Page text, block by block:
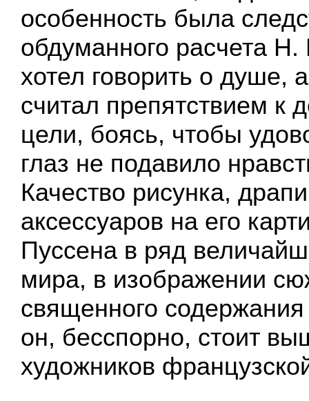
особенность была
обдуманного расчета
хотел говорить о душе,
считал препятствием к
цели, боясь, чтобы
глаз не подавило
Качество рисунка,
аксессуаров на его
Пуссена в ряд
мира, в изображении
священного
он, бесспорно, стоит
художников